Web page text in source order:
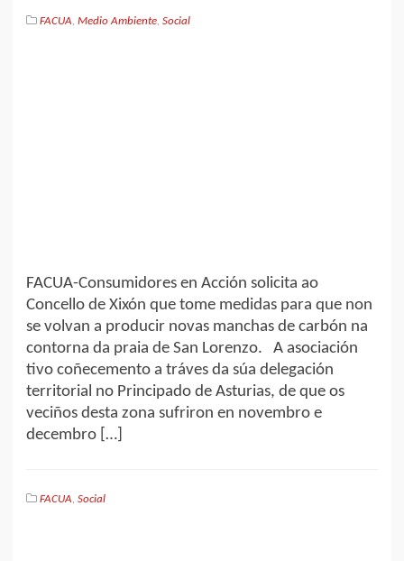
FACUA, Medio Ambiente, Social
FACUA-Consumidores en Acción solicita ao
Concello de Xixón que tome medidas para que non
se volvan a producir novas manchas de carbón na
contorna da praia de San Lorenzo. A asociación
tivo coñecemento a tráves da súa delegación
territorial no Principado de Asturias, de que os
veciños desta zona sufriron en novembro e
decembro […]
FACUA, Social